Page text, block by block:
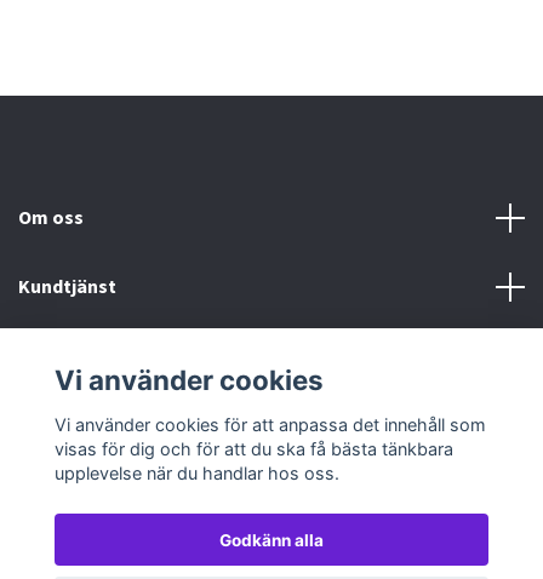
Om oss
Kundtjänst
Sociala medier
Vi använder cookies
Vi använder cookies för att anpassa det innehåll som
visas för dig och för att du ska få bästa tänkbara
upplevelse när du handlar hos oss.
Godkänn alla